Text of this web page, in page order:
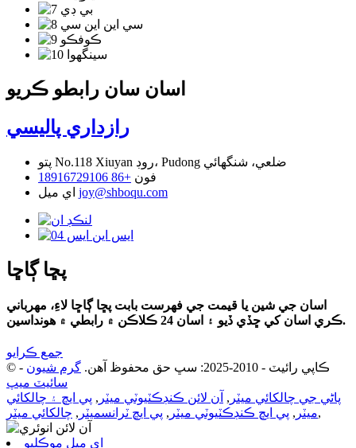
اسان سان رابطو ڪريو
رازداري پاليسي
پتو
No.118 Xiuyan روڊ، Pudong ضلعي، شنگھائي
فون +86 18916729106
اي ميل joy@shboqu.com
پڇا ڳاڇا
اسان جي شين يا قيمت جي فهرست بابت پڇا ڳاڇا لاءِ، مھرباني
ڪري اسان کي ڇڏي ڏيو ۽ اسان 24 ڪلاڪن ۾ رابطي ۾ ھونداسين.
جمع ڪرايو
© ڪاپي رائيٽ - 2010-2025: سڀ حق محفوظ آهن.
گرم شيون -
سائيٽ ميپ
پاڻي جي چالکائي ميٽر , آن لائن ڪنڊڪٽيوٽي ميٽر , پي ايڇ ۽ چالکائي
ميٽر , پي ايڇ ڪنڊڪٽيوٽي ميٽر , پي ايڇ ٽرانسميٽر , چالکائي ميٽر ,
اي ميل موڪليو